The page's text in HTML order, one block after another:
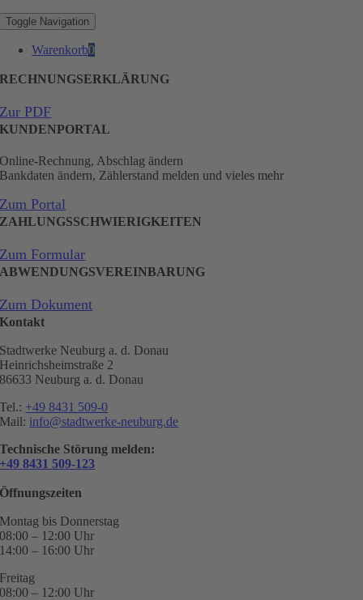
Toggle Navigation
Warenkorb0
RECHNUNGSERKLÄRUNG
Zur PDF
KUNDENPORTAL
Online-Rechnung, Abschlag ändern
Bankdaten ändern, Zählerstand melden und vieles mehr
Zum Portal
ZAHLUNGSSCHWIERIGKEITEN
Zum Formular
ABWENDUNGSVEREINBARUNG
Zum Dokument
Kontakt
Stadtwerke Neuburg a. d. Donau
Heinrichsheimstraße 2
86633 Neuburg a. d. Donau
Tel.: +49 8431 509-0
Mail: info@stadtwerke-neuburg.de
Technische Störung melden:
+49 8431 509-123
Öffnungszeiten
Montag bis Donnerstag
08:00 – 12:00 Uhr
14:00 – 16:00 Uhr
Freitag
08:00 – 12:00 Uhr